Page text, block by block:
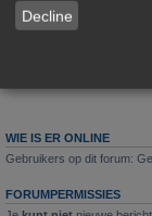
Reacties:
Nieuw onderwerp
WIE IS ER ONLINE
Gebruikers op dit forum:
FORUMPERMISSIES
Decline